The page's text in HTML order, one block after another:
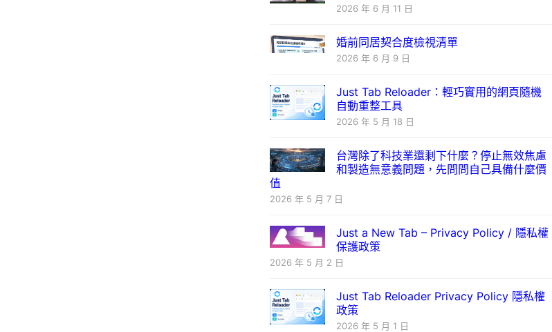
2026 年 6 月 11 日
婚前同居契合度檢視清單
2026 年 6 月 9 日
Just Tab Reloader：輕巧實用的網頁隨機
自動重整工具
2026 年 5 月 18 日
台灣除了科技業還剩下什麼？停止無效焦慮
和製造無意義問題，先問問自己具備什麼價
值
2026 年 5 月 7 日
Just a New Tab – Privacy Policy / 隱私權
保護政策
2026 年 5 月 2 日
Just Tab Reloader Privacy Policy 隱私權
政策
2026 年 5 月 1 日